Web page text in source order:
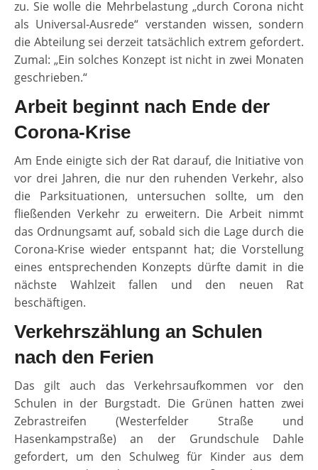
zu. Sie wolle die Mehrbelastung „durch Corona nicht
als Universal-Ausrede“ verstanden wissen, sondern
die Abteilung sei derzeit tatsächlich extrem gefordert.
Zumal: „Ein solches Konzept ist nicht in zwei Monaten
geschrieben.“
Arbeit beginnt nach Ende der
Corona-Krise
Am Ende einigte sich der Rat darauf, die Initiative von
vor drei Jahren, die nur den ruhenden Verkehr, also
die Parksituationen, untersuchen sollte, um den
fließenden Verkehr zu erweitern. Die Arbeit nimmt
das Ordnungsamt auf, sobald sich die Lage durch die
Corona-Krise wieder entspannt hat; die Vorstellung
eines entsprechenden Konzepts dürfte damit in die
nächste Wahlzeit fallen und den neuen Rat
beschäftigen.
Verkehrszählung an Schulen
nach den Ferien
Das gilt auch das Verkehrsaufkommen vor den
Schulen in der Burgstadt. Die Grünen hatten zwei
Zebrastreifen (Westerfelder Straße und
Hasenkampstraße) an der Grundschule Dahle
gefordert, um den Schulweg für Kinder aus dem